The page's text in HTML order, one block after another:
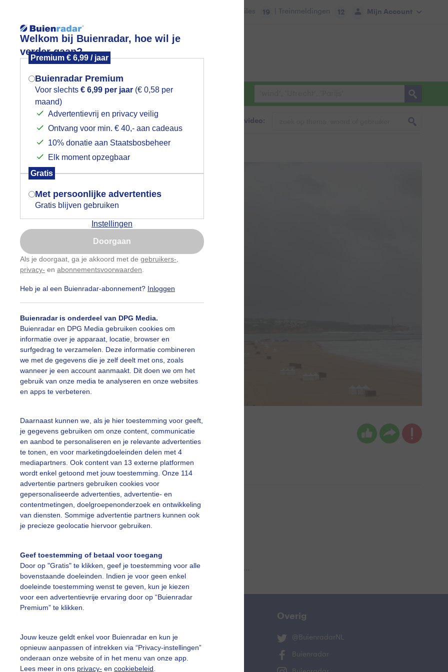
Welkom bij Buienradar, hoe wil je
verder gaan?
Premium € 6,99 / jaar
Buienradar Premium
Voor slechts € 6,99 per jaar (€ 0,58 per
maand)
Advertentievrij en privacy veilig
Ontvang voor min. € 40,- aan cadeaus
10% donatie aan Staatsbosbeheer
Elk moment opzegbaar
Gratis
Met persoonlijke advertenties
Gratis blijven gebruiken
Instellingen
Doorgaan
Als je doorgaat, ga je akkoord met de gebruikers-
privacy- en abonnementsvoorwaarden
Heb je al een Buienradar-abonnement? Inloggen
Buienradar is onderdeel van DPG Media.
Buienradar en DPG Media gebruiken cookies om
informatie over je apparaat, locatie, browser en
surfgedrag te verzamelen. Deze informatie combineren
we met de gegevens die je zelf deelt met ons, zoals
wanneer je een account aanmaakt. Dit doen we om het
gebruik van onze media te analyseren en onze websites
en apps te verbeteren.
Daarnaast kunnen we, als je hier toestemming voor geeft,
je gegevens gebruiken om onze content, communicatie
en aanbod te personaliseren en je relevante advertenties
te tonen, en voor marketingdoeleinden delen met 4
mediapartners. Ook content van 13 externe platformen
wordt enkel getoond met jouw toestemming. Onze 114
advertentie partners gebruiken cookies voor
gepersonaliseerde advertenties, advertentie- en
contentmetingen, doelgroepenonderzoek en ontwikkeling
van diensten. Sommige advertentie partners kunnen ook
je precieze geolocatie hiervoor gebruiken.
Geef toestemming of betaal voor toegang
Door op "Gratis" te klikken, geef je toestemming voor alle
bovenstaande doeleinden. Indien je voor geen enkel
doeleinde toestemming wenst te geven, kun je kiezen
voor een advertentievrije ervaring door op “Buienradar
Premium” te klikken.
Jouw keuze geldt enkel voor Buienradar en kun je
opnieuw aanpassen of intrekken via “Privacy-instellingen”
onderaan onze website of in het menu van onze app.
Lees meer in ons privacy- en cookiebeleid
Mijn Account
Files 19 | Treinmeldingen 12
Foto en video Weerzine
Zoeken in foto & video:
oranje. Portugal
ries rombouts Gemaakt: 13-11-2025, 116x bekeken
Regen Wind
slideshow
Een moment geduld aub...
vragen
De Bilt
Overig
@BuienradarNL
Buienradar
Mogen we je locatie gebruiken voor
het weer?
Indien je hier nog geen akkoord op hebt
gegeven, verschijnt er zo een pop-up uit
je browser waarin deze toestemming
gevraagd wordt.
Is goed, toon de popup
Nu niet, misschien later
Gebruik je Safari en wil je niet elke dag deze pop-up
Klikhierom dit aan te passen